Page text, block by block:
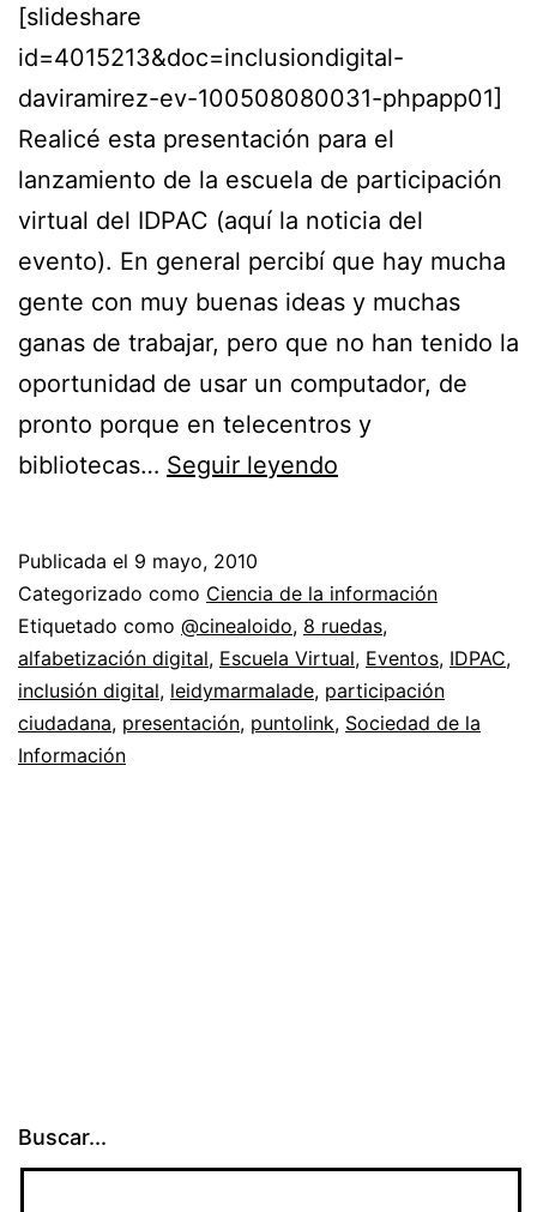
[slideshare
id=4015213&doc=inclusiondigital-
daviramirez-ev-100508080031-phpapp01]
Realicé esta presentación para el
lanzamiento de la escuela de participación
virtual del IDPAC (aquí la noticia del
evento). En general percibí que hay mucha
gente con muy buenas ideas y muchas
ganas de trabajar, pero que no han tenido la
oportunidad de usar un computador, de
pronto porque en telecentros y
bibliotecas… Seguir leyendo
Bits
de
participación
Publicada el 9 mayo, 2010
Categorizado como Ciencia de la información
Etiquetado como @cinealoido, 8 ruedas,
alfabetización digital, Escuela Virtual, Eventos, IDPAC,
inclusión digital, leidymarmalade, participación
ciudadana, presentación, puntolink, Sociedad de la
Información
Buscar...